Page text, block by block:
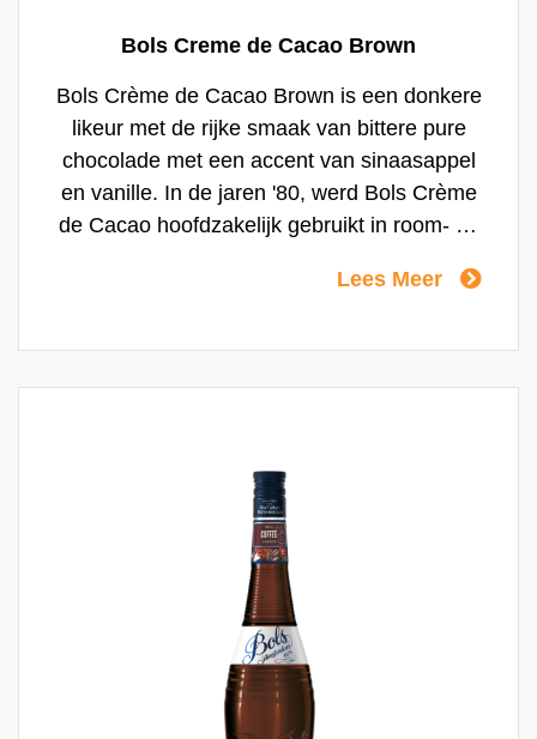
Bols Creme de Cacao Brown
Bols Crème de Cacao Brown is een donkere
likeur met de rijke smaak van bittere pure
chocolade met een accent van sinaasappel
en vanille. In de jaren '80, werd Bols Crème
de Cacao hoofdzakelijk gebruikt in room- en
ook uitstekend te gebruiken in een aantal
Daiquiri en de After Eight cocktail.
Lees Meer